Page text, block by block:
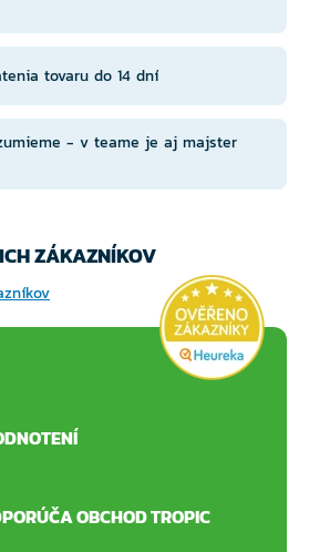
tovaru do 14 dní
- v teame je aj majster
ZÁKAZNÍKOV
OBCHOD TROPIC